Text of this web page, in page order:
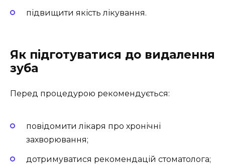
підвищити якість лікування.
Як підготуватися до видалення
зуба
Перед процедурою рекомендується:
повідомити лікаря про хронічні
захворювання;
дотримуватися рекомендацій стоматолога;